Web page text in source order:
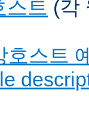
스트 (각
호스트